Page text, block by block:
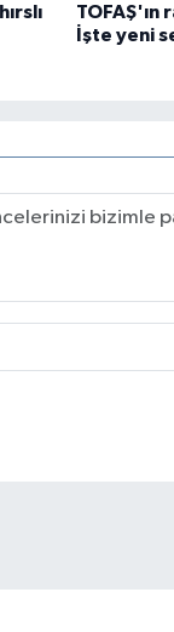
TOFAŞ'ın
İşte yeni